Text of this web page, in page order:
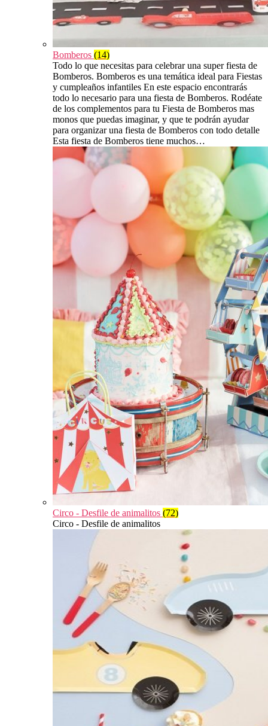
Bomberos (14)
Todo lo que necesitas para celebrar una super fiesta de
Bomberos. Bomberos es una temática ideal para Fiestas
y cumpleaños infantiles En este espacio encontrarás
todo lo necesario para una fiesta de Bomberos. Rodéate
de los complementos para tu Fiesta de Bomberos mas
monos que puedas imaginar, y que te podrán ayudar
para organizar una fiesta de Bomberos con todo detalle
Esta fiesta de Bomberos tiene muchos…
Circo - Desfile de animalitos (72)
Circo - Desfile de animalitos